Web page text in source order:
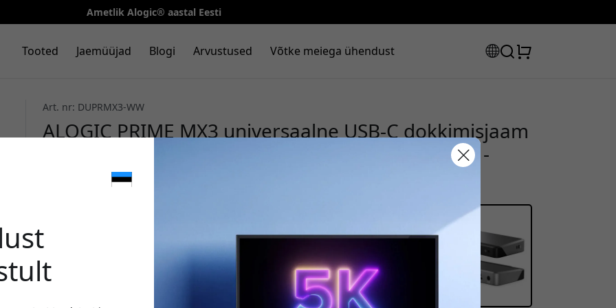
Ametlik Alogic® aastal Eesti
Tooted Jaemüüjad Blogi Arvustused Võtke meiega ühendust
Art. nr: DUPRMX3-WW
ALOGIC PRIME MX3 universaalne USB-C dokkimisjaam
kolme 4K ja 100 W Power Deliveryga sülearvutile -
Kosmosehall
Kasuta seda koodi kassas, et saada 8% allahindlust.